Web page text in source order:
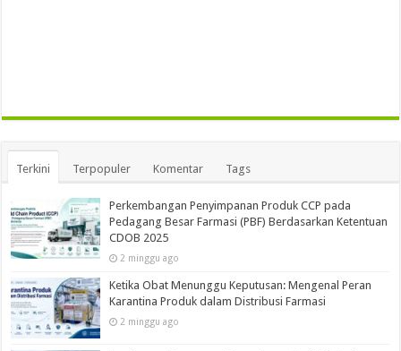
Terkini Terpopuler Komentar Tags
Perkembangan Penyimpanan Produk CCP pada
Pedagang Besar Farmasi (PBF) Berdasarkan Ketentuan
CDOB 2025
2 minggu ago
Ketika Obat Menunggu Keputusan: Mengenal Peran
Karantina Produk dalam Distribusi Farmasi
2 minggu ago